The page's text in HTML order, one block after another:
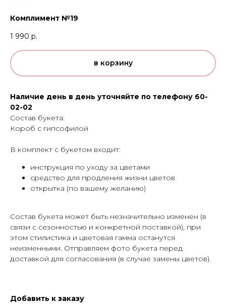
Комплимент №19
1 990 р.
в корзину
Наличие день в день уточняйте по телефону 60-
02-02
Состав букета:
Короб с гипсофилой
В комплект с букетом входит:
инструкция по уходу за цветами
средство для продления жизни цветов
открытка (по вашему желанию)
Cостав букета может быть незначительно изменен (в
связи с сезонностью и конкретной поставкой), при
этом стилистика и цветовая гамма останутся
неизменными. Отправляем фото букета перед
доставкой для согласования (в случае замены цветов).
Добавить к заказу